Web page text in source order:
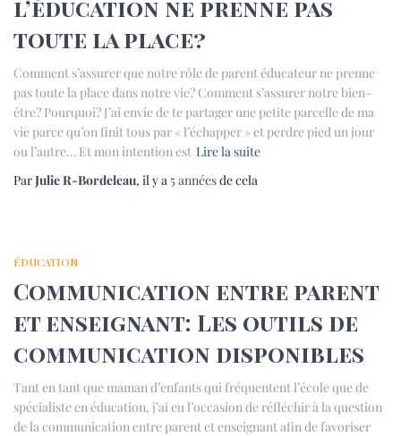
l’éducation ne prenne pas
toute la place?
Comment s’assurer que notre rôle de parent éducateur ne prenne
pas toute la place dans notre vie? Comment s’assurer notre bien-
être? Pourquoi? J’ai envie de te partager une petite parcelle de ma
vie parce qu’on finit tous par « l’échapper » et perdre pied un jour
ou l’autre… Et mon intention est Lire la suite
ParJulie R-Bordeleau, il y a 5 annéesde cela
ÉDUCATION
Communication entre parent
et enseignant: Les outils de
communication disponibles
Tant en tant que maman d’enfants qui fréquentent l’école que de
spécialiste en éducation, j’ai eu l’occasion de réfléchir à la question
de la communication entre parent et enseignant afin de favoriser